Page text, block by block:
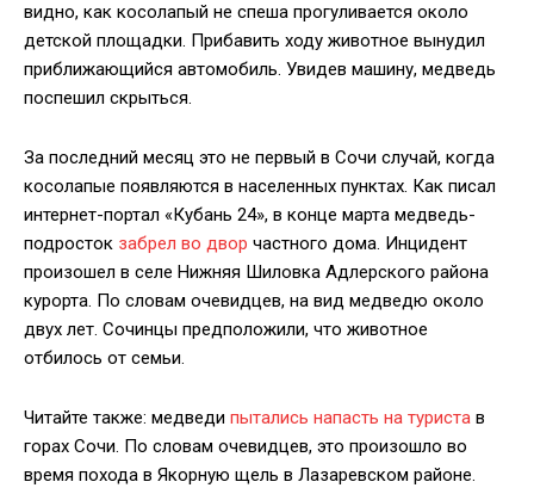
видно, как косолапый не спеша прогуливается около
детской площадки. Прибавить ходу животное вынудил
приближающийся автомобиль. Увидев машину, медведь
поспешил скрыться.
За последний месяц это не первый в Сочи случай, когда
косолапые появляются в населенных пунктах. Как писал
интернет-портал «Кубань 24», в конце марта медведь-
подросток забрел во двор частного дома. Инцидент
произошел в селе Нижняя Шиловка Адлерского района
курорта. По словам очевидцев, на вид медведю около
двух лет. Сочинцы предположили, что животное
отбилось от семьи.
Читайте также: медведи пытались напасть на туриста в
горах Сочи. По словам очевидцев, это произошло во
время похода в Якорную щель в Лазаревском районе.